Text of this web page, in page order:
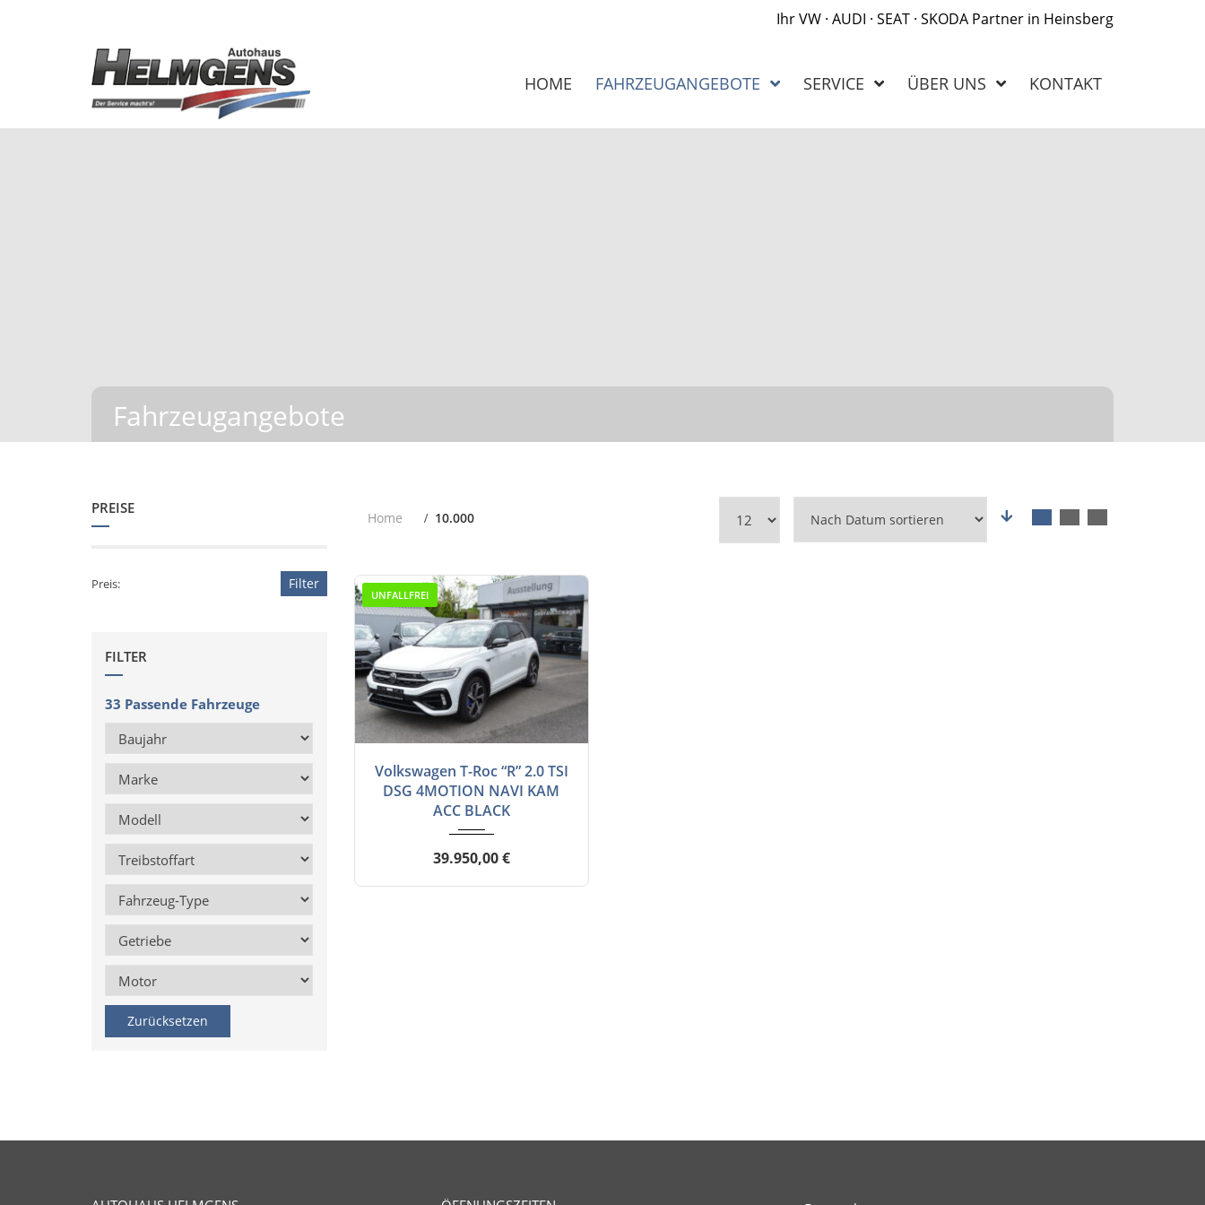
Ihr VW · AUDI · SEAT · SKODA Partner in Heinsberg
HOME FAHRZEUGANGEBOTE SERVICE ÜBER UNS KONTAKT
Fahrzeugangebote
PREISE
Preis: Filter
FILTER
33 Passende Fahrzeuge
Zurücksetzen
Home 10.000
UNFALLFREI
7-Gan... 10.000
Volkswagen T-Roc “R” 2.0 TSI
DSG 4MOTION NAVI KAM
ACC BLACK
39.950,00 €